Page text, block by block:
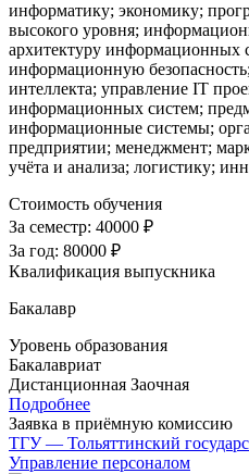
информатику; экономику;
высокого уровня;
архитектуру информационных
информационную
интеллекта; управление IT
информационных систем;
информационные системы;
предприятии; менеджмент;
учёта и анализа; логистику;
Стоимость обучения
За семестр: 40000 ₽
За год: 80000 ₽
Квалификация выпускника
Бакалавр
Уровень образования
Бакалавриат
Дистанционная Заочная
Подробнее
Заявка в приёмную комиссию
ТГУ — Тольяттинский
Управление персоналом